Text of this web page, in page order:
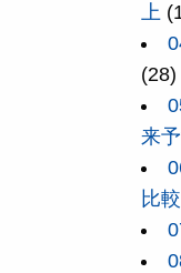
上
(28)
来
比較